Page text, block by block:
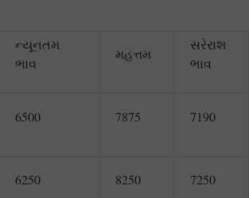
ન્યૂનતમ
ભાવ
મહત્તમ
સરેરાશ
ભાવ
6500 7875 7190
6250 8250 7250